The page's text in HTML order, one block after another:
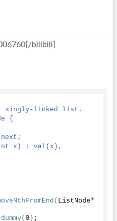
bilibili]
singly-linked list.
{
( ListNode*
dummy( 0 ) ;